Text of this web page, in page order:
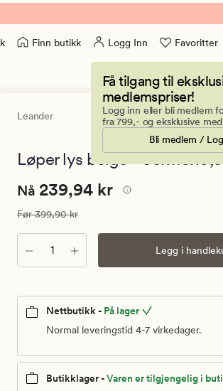
Finn butikk Logg Inn Favoritter
Få tilgang til
medlemspriser!
Logg inn eller bli medlem
fra 799,- og eksklusive
Bli medlem /
Leander
Løper lys beige -
Nåværende
239,94
kr.
Vanlig
pris
Nåværende pris
Nå 239,94 kr
Vanlig pris 399,90 kr
Før399,90 kr
Antall Legg i
Nettbutikk - På lager
Normal leveringstid 4-7 virkedager.
Butikklager -Varen er tilgjengelig i